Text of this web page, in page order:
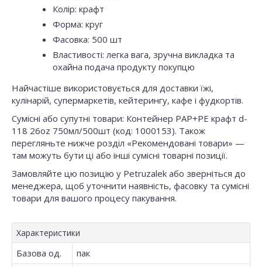
Колір: крафт
Форма: круг
Фасовка: 500 шт
Властивості: легка вага, зручна викладка та
охайна подача продукту покупцю
Найчастіше використовується для доставки їжі,
кулінарій, супермаркетів, кейтерингу, кафе і фудкортів.
Сумісні або супутні товари: Контейнер PAP+PE крафт d-
118 26oz 750мл/500шт (код: 1000153). Також
перегляньте нижче розділ «Рекомендовані товари» —
там можуть бути ці або інші сумісні товарні позиції.
Замовляйте цю позицію у Petruzalek або зверніться до
менеджера, щоб уточнити наявність, фасовку та сумісні
товари для вашого процесу пакування.
Характеристики
Базова од.
пак